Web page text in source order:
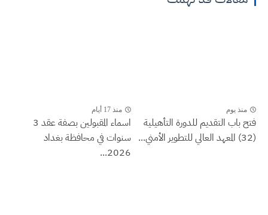
منذ يوم
فتح باب التقديم للدورة التأهيلية
(32) المعهد العالي للتطوير الأمني...
منذ 17 أيام
اسماء المقبولين بصفة عقد 3
سنوات في محافظة بغداد
2026...